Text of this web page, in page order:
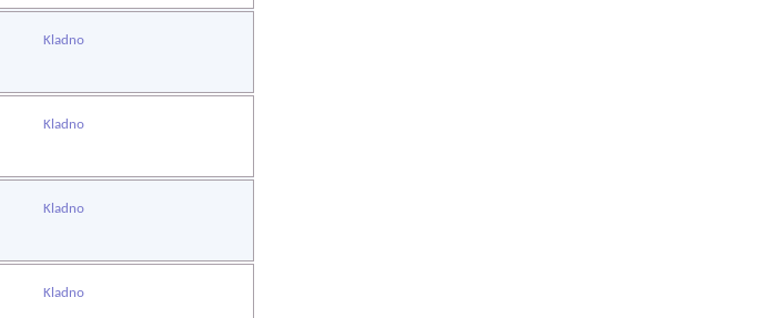
Kladno
Kladno
Kladno
Kladno